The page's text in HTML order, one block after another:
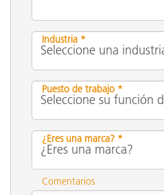
Industria *
Puesto de trabajo *
¿Eres una marca? *
Comentarios